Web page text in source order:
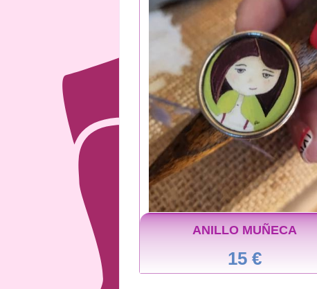
ANILLO MUÑECA
15 €